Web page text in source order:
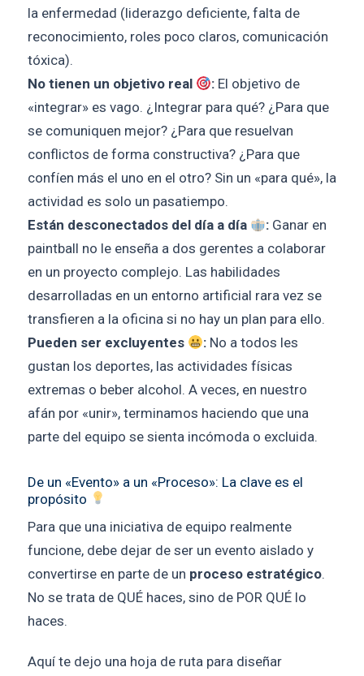
la enfermedad (liderazgo deficiente, falta de
reconocimiento, roles poco claros, comunicación
tóxica).
No tienen un objetivo real
: El objetivo de
«integrar» es vago. ¿Integrar para qué? ¿Para que
se comuniquen mejor? ¿Para que resuelvan
conflictos de forma constructiva? ¿Para que
confíen más el uno en el otro? Sin un «para qué», la
actividad es solo un pasatiempo.
Están desconectados del día a día
: Ganar en
paintball no le enseña a dos gerentes a colaborar
en un proyecto complejo. Las habilidades
desarrolladas en un entorno artificial rara vez se
transfieren a la oficina si no hay un plan para ello.
Pueden ser excluyentes
: No a todos les
gustan los deportes, las actividades físicas
extremas o beber alcohol. A veces, en nuestro
afán por «unir», terminamos haciendo que una
parte del equipo se sienta incómoda o excluida.
De un «Evento» a un «Proceso»: La clave es el
propósito
Para que una iniciativa de equipo realmente
funcione, debe dejar de ser un evento aislado y
convertirse en parte de un proceso estratégico.
No se trata de QUÉ haces, sino de POR QUÉ lo
haces.
Aquí te dejo una hoja de ruta para diseñar